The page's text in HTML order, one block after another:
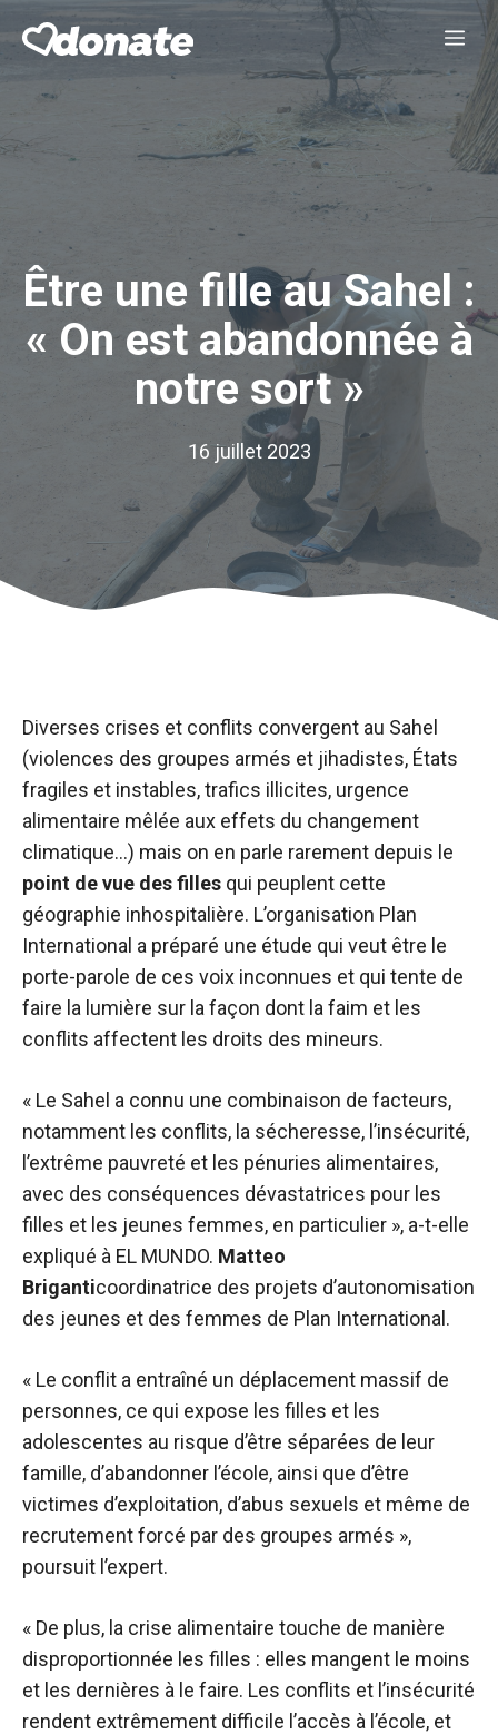
au
contenu
Être une fille au Sahel :
« On est abandonnée à
notre sort »
16 juillet 2023
Diverses crises et conflits convergent au Sahel
(violences des groupes armés et jihadistes, États
fragiles et instables, trafics illicites, urgence
alimentaire mêlée aux effets du changement
climatique…) mais on en parle rarement depuis le
point de vue des filles qui peuplent cette
géographie inhospitalière. L’organisation Plan
International a préparé une étude qui veut être le
porte-parole de ces voix inconnues et qui tente de
faire la lumière sur la façon dont la faim et les
conflits affectent les droits des mineurs.
« Le Sahel a connu une combinaison de facteurs,
notamment les conflits, la sécheresse, l’insécurité,
l’extrême pauvreté et les pénuries alimentaires,
avec des conséquences dévastatrices pour les
filles et les jeunes femmes, en particulier », a-t-elle
expliqué à EL MUNDO. Matteo
Briganticoordinatrice des projets d’autonomisation
des jeunes et des femmes de Plan International.
« Le conflit a entraîné un déplacement massif de
personnes, ce qui expose les filles et les
adolescentes au risque d’être séparées de leur
famille, d’abandonner l’école, ainsi que d’être
victimes d’exploitation, d’abus sexuels et même de
recrutement forcé par des groupes armés »,
poursuit l’expert.
« De plus, la crise alimentaire touche de manière
disproportionnée les filles : elles mangent le moins
et les dernières à le faire. Les conflits et l’insécurité
rendent extrêmement difficile l’accès à l’école, et